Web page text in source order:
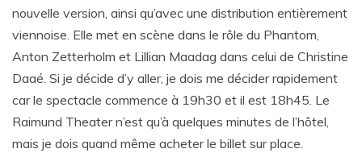
nouvelle version, ainsi qu’avec une distribution entièrement
viennoise. Elle met en scène dans le rôle du Phantom,
Anton Zetterholm et Lillian Maadag dans celui de Christine
Daaé. Si je décide d’y aller, je dois me décider rapidement
car le spectacle commence à 19h30 et il est 18h45. Le
Raimund Theater n’est qu’à quelques minutes de l’hôtel,
mais je dois quand même acheter le billet sur place.